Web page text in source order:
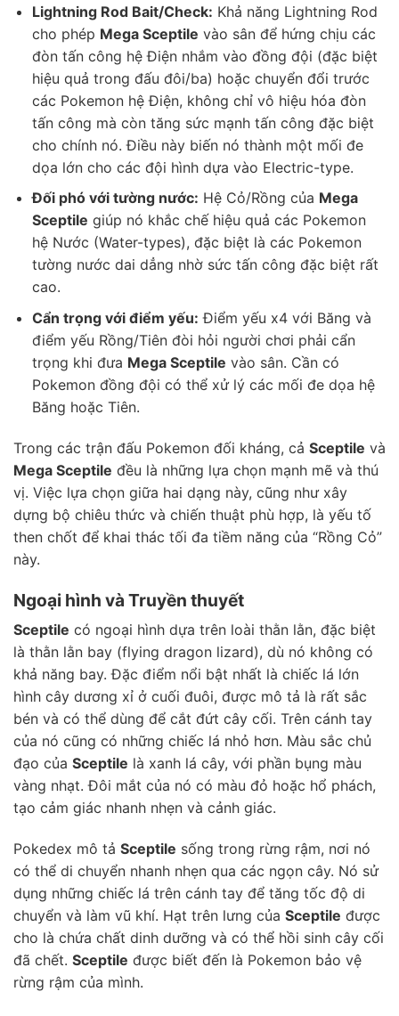
Lightning Rod Bait/Check: Khả năng Lightning Rod
cho phép Mega Sceptile vào sân để hứng chịu các
đòn tấn công hệ Điện nhắm vào đồng đội (đặc biệt
hiệu quả trong đấu đôi/ba) hoặc chuyển đổi trước
các Pokemon hệ Điện, không chỉ vô hiệu hóa đòn
tấn công mà còn tăng sức mạnh tấn công đặc biệt
cho chính nó. Điều này biến nó thành một mối đe
dọa lớn cho các đội hình dựa vào Electric-type.
Đối phó với tường nước: Hệ Cỏ/Rồng của Mega
Sceptile giúp nó khắc chế hiệu quả các Pokemon
hệ Nước (Water-types), đặc biệt là các Pokemon
tường nước dai dẳng nhờ sức tấn công đặc biệt rất
cao.
Cẩn trọng với điểm yếu: Điểm yếu x4 với Băng và
điểm yếu Rồng/Tiên đòi hỏi người chơi phải cẩn
trọng khi đưa Mega Sceptile vào sân. Cần có
Pokemon đồng đội có thể xử lý các mối đe dọa hệ
Băng hoặc Tiên.
Trong các trận đấu Pokemon đối kháng, cả Sceptile và
Mega Sceptile đều là những lựa chọn mạnh mẽ và thú
vị. Việc lựa chọn giữa hai dạng này, cũng như xây
dựng bộ chiêu thức và chiến thuật phù hợp, là yếu tố
then chốt để khai thác tối đa tiềm năng của “Rồng Cỏ”
này.
Ngoại hình và Truyền thuyết
Sceptile có ngoại hình dựa trên loài thằn lằn, đặc biệt
là thằn lằn bay (flying dragon lizard), dù nó không có
khả năng bay. Đặc điểm nổi bật nhất là chiếc lá lớn
hình cây dương xỉ ở cuối đuôi, được mô tả là rất sắc
bén và có thể dùng để cắt đứt cây cối. Trên cánh tay
của nó cũng có những chiếc lá nhỏ hơn. Màu sắc chủ
đạo của Sceptile là xanh lá cây, với phần bụng màu
vàng nhạt. Đôi mắt của nó có màu đỏ hoặc hổ phách,
tạo cảm giác nhanh nhẹn và cảnh giác.
Pokedex mô tả Sceptile sống trong rừng rậm, nơi nó
có thể di chuyển nhanh nhẹn qua các ngọn cây. Nó sử
dụng những chiếc lá trên cánh tay để tăng tốc độ di
chuyển và làm vũ khí. Hạt trên lưng của Sceptile được
cho là chứa chất dinh dưỡng và có thể hồi sinh cây cối
đã chết. Sceptile được biết đến là Pokemon bảo vệ
rừng rậm của mình.